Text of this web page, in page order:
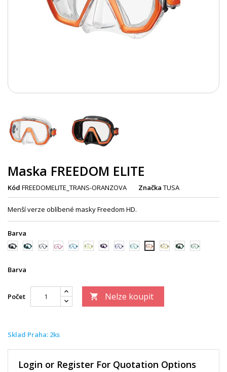
Maska FREEDOM ELITE
Kód FREEDOMELITE_TRANS-ORANZOVA Značka TUSA
Menší verze oblíbené masky Freedom HD.
Barva
černá/černá/zelená
trans/trans/růžová
trans/modrá
trans/černá/fialová
trans/tmavě
trans/zelená
trans/oranžová
trans/zlatá
černá/světle
trans/světle
Barva
Počet  Nelze koupit
Sklad Praha: 2ks
Login or Register For Quotation Options